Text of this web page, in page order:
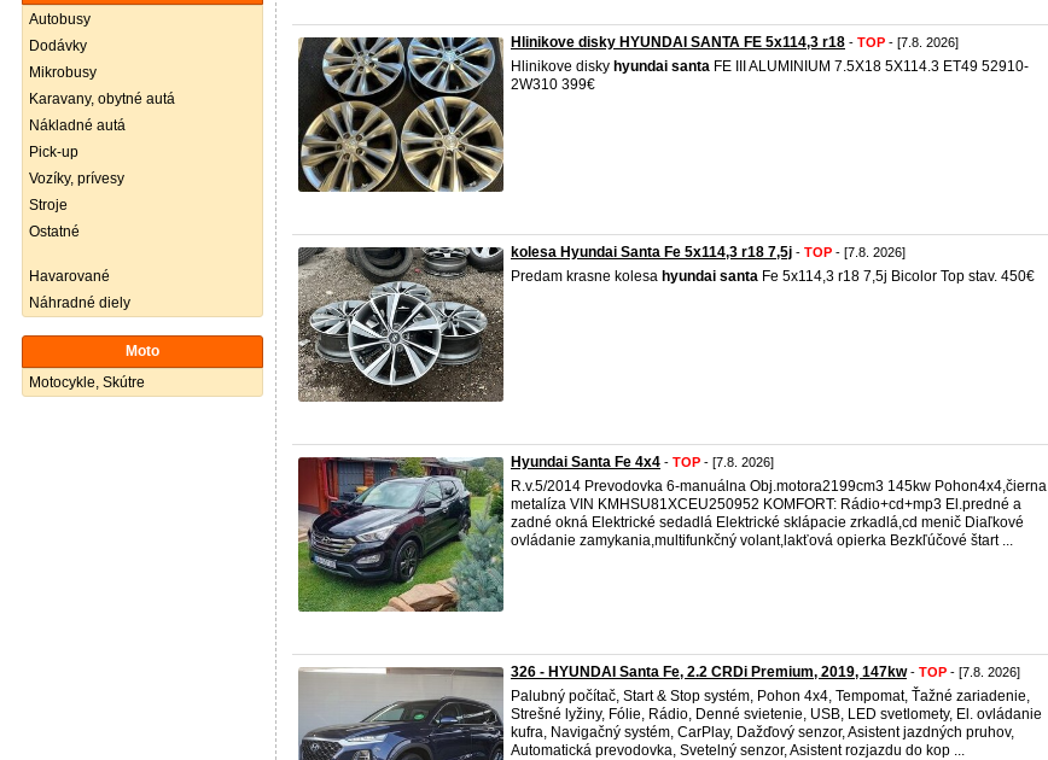
Autobusy
Dodávky
Mikrobusy
Karavany, obytné autá
Nákladné autá
Pick-up
Vozíky, prívesy
Stroje
Ostatné
Havarované
Náhradné diely
Moto
Motocykle, Skútre
Hlinikove disky HYUNDAI SANTA FE 5x114,3 r18 - TOP - [7.8. 2026]
Hlinikove disky hyundai santa FE III ALUMINIUM 7.5X18 5X114.3 ET49 52910-
2W310 399€
kolesa Hyundai Santa Fe 5x114,3 r18 7,5j - TOP - [7.8. 2026]
Predam krasne kolesa hyundai santa Fe 5x114,3 r18 7,5j Bicolor Top stav. 450€
Hyundai Santa Fe 4x4 - TOP - [7.8. 2026]
R.v.5/2014 Prevodovka 6-manuálna Obj.motora2199cm3 145kw Pohon4x4,čierna
metalíza VIN KMHSU81XCEU250952 KOMFORT: Rádio+cd+mp3 El.predné a
zadné okná Elektrické sedadlá Elektrické sklápacie zrkadlá,cd menič Diaľkové
ovládanie zamykania,multifunkčný volant,lakťová opierka Bezkľúčové štart ...
326 - HYUNDAI Santa Fe, 2.2 CRDi Premium, 2019, 147kw- TOP - [7.8. 2026]
Palubný počítač, Start & Stop systém, Pohon 4x4, Tempomat, Ťažné zariadenie,
Strešné lyžiny, Fólie, Rádio, Denné svietenie, USB, LED svetlomety, El. ovládanie
kufra, Navigačný systém, CarPlay, Dažďový senzor, Asistent jazdných pruhov,
Automatická prevodovka, Svetelný senzor, Asistent rozjazdu do kop ...